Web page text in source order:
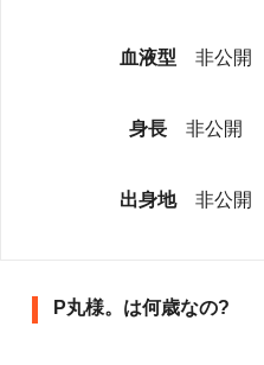
血液型 非公開
身長 非公開
出身地 非公開
P丸様。は何歳なの?